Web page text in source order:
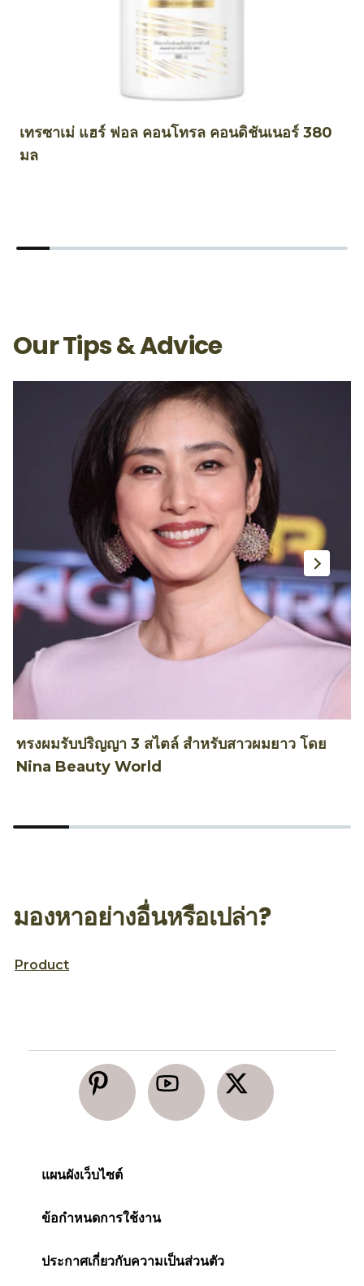
เทรซาเม่ แฮร์ ฟอล คอนโทรล คอนดิชันเนอร์ 380
มล
Our Tips & Advice
ทรงผมรับปริญญา 3 สไตล์ สำหรับสาวผมยาว โดย
Nina Beauty World
มองหาอย่างอื่นหรือเปล่า?
Product
แผนผังเว็บไซต์
ข้อกำหนดการใช้งาน
ประกาศเกี่ยวกับความเป็นส่วนตัว